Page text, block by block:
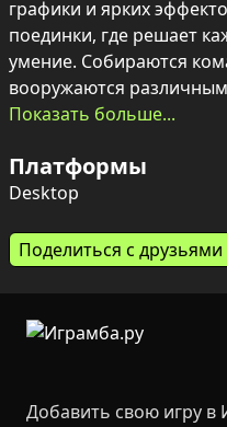
графики и ярких
поединки, где решает
умение. Собираются
вооружаются
хаос боя — только один
Герои добываются из
редкость, что добавляет
управление и поддержка
четырёх человек
свою стратегию и
Показать больше...
Платформы
Desktop
Поделиться с друзьями
Добавить свою игру в